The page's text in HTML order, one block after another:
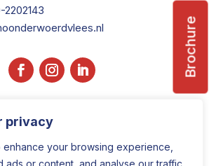
privacy
your browsing experience,
ads or content, and analyse our traffic.
Brochure